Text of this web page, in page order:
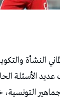
النشأة
الأسئلة